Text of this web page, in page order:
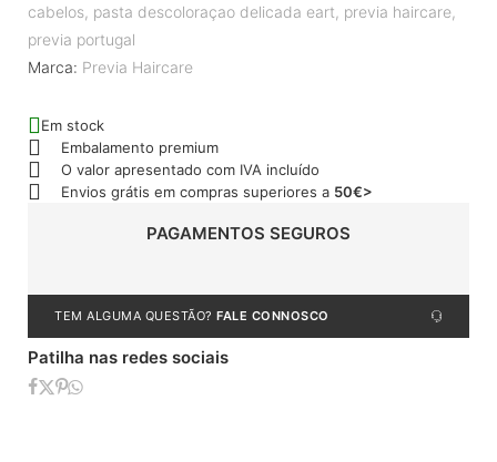
cabelos, pasta descoloraçao delicada eart, previa haircare,
previa portugal
Marca: Previa Haircare
Em stock
Embalamento premium
O valor apresentado com IVA incluído
Envios grátis em compras superiores a 50€>
PAGAMENTOS SEGUROS
TEM ALGUMA QUESTÃO? FALE CONNOSCO
Patilha nas redes sociais